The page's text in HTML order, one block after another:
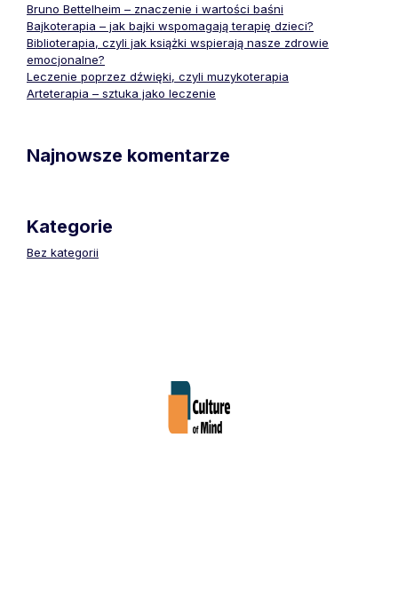
Bruno Bettelheim – znaczenie i wartości baśni
Bajkoterapia – jak bajki wspomagają terapię dzieci?
Biblioterapia, czyli jak książki wspierają nasze zdrowie
emocjonalne?
Leczenie poprzez dźwięki, czyli muzykoterapia
Arteterapia – sztuka jako leczenie
Najnowsze komentarze
Kategorie
Bez kategorii